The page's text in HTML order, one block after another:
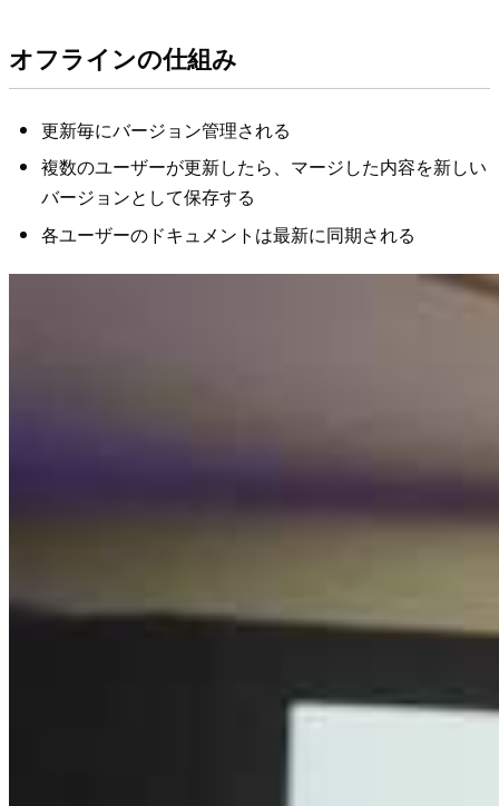
オフラインの仕組み
更新毎にバージョン管理される
複数のユーザーが更新したら、マージした内容を新しい
バージョンとして保存する
各ユーザーのドキュメントは最新に同期される